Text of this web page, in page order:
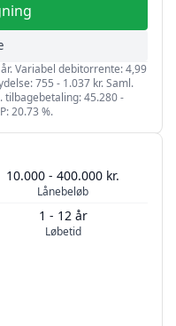
Variabel debitorrente: 4,99
755 - 1.037 kr. Saml.
tilbagebetaling: 45.280 -
20.73 %.
Lånebeløb
10.000 - 400.000 kr.
Løbetid
1 - 12 år